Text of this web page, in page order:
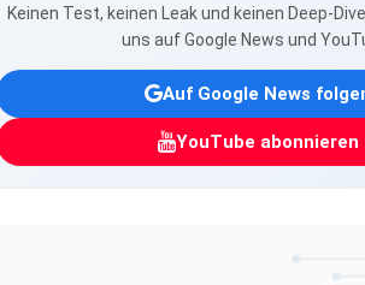
Keinen Test, keinen Leak und keinen Deep-
uns auf Google News und
Auf Google News
YouTube abonnieren